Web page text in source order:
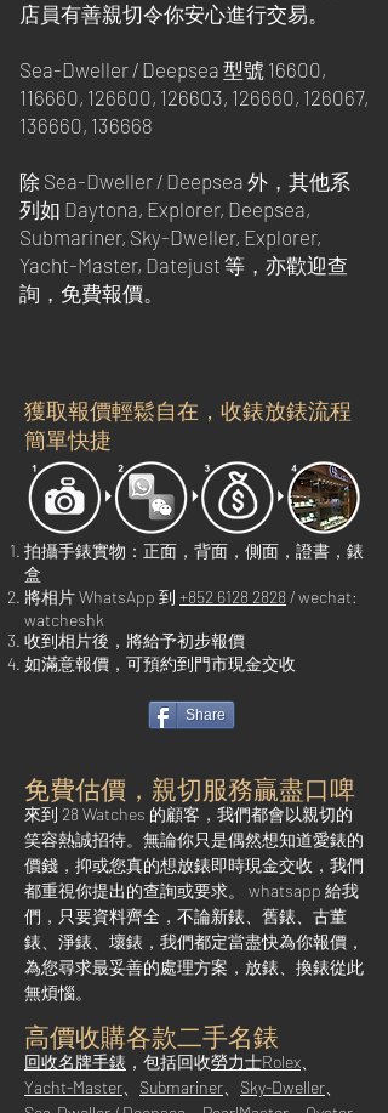
店員有善親切令你安心進行交易。
Sea-Dweller / Deepsea 型號 16600,
116660, 126600, 126603, 126660, 126067,
136660, 136668
除 Sea-Dweller / Deepsea 外，其他系
列如 Daytona, Explorer, Deepsea,
Submariner, Sky-Dweller, Explorer,
Yacht-Master, Datejust 等，亦歡迎查
詢，免費報價。
獲取報價輕鬆自在，收錶放錶流程
簡單快捷
拍攝手錶實物：正面，背面，側面，證書，錶
盒
將相片 WhatsApp 到 +852 6128 2828 / wechat:
watcheshk
收到相片後，將給予初步報價
如滿意報價，可預約到門市現金交收
Share
免費估價，親切服務贏盡口啤
來到 28 Watches 的顧客，我們都會以親切的
笑容熱誠招待。無論你只是偶然想知道愛錶的
價錢，抑或您真的想放錶即時現金交收，我們
都重視你提出的查詢或要求。 whatsapp 給我
們，只要資料齊全，不論新錶、舊錶、古董
錶、淨錶、壞錶，我們都定當盡快為你報價，
為您尋求最妥善的處理方案，放錶、換錶從此
無煩惱。
高價收購各款二手名錶
回收名牌手錶 ，包括回收勞力士Rolex
Yacht-Master
Submariner Sky-Dweller